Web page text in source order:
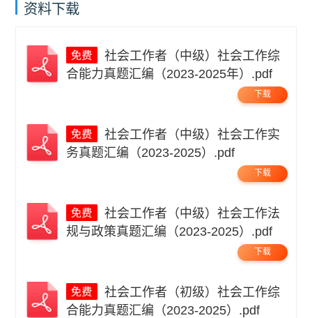
资料下载
社会工作者（中级）社会工作综
合能力真题汇编（2023-2025年）.pdf
下载
社会工作者（中级）社会工作实
务真题汇编（2023-2025）.pdf
下载
社会工作者（中级）社会工作法
规与政策真题汇编（2023-2025）.pdf
下载
社会工作者（初级）社会工作综
合能力真题汇编（2023-2025）.pdf